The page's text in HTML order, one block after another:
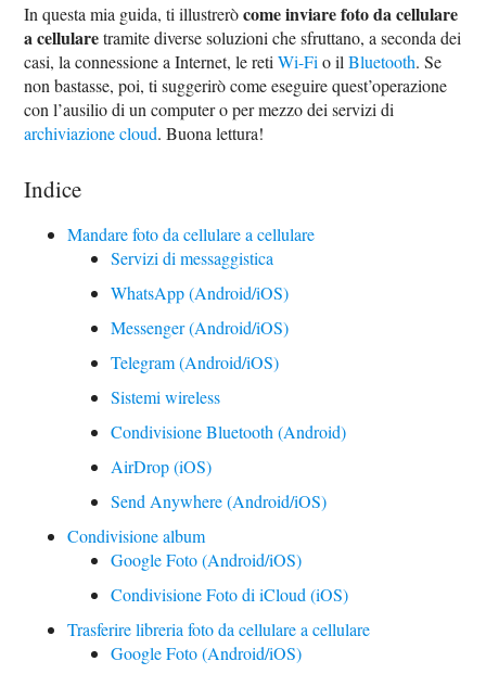
In questa mia guida, ti illustreròcome inviare foto da cellulare
a cellularetramite diverse soluzioni che sfruttano, a seconda dei
casi, la connessione a Internet, le retiWi-Fi o ilBluetooth. Se
non bastasse, poi, ti suggerirò come eseguire quest’operazione
con l’ausilio di un computer o per mezzo dei servizi di
archiviazione cloud. Buona lettura!
Indice
Mandare foto da cellulare a cellulare
Servizi di messaggistica
WhatsApp (Android/iOS)
Messenger (Android/iOS)
Telegram (Android/iOS)
Sistemi wireless
Condivisione Bluetooth (Android)
AirDrop (iOS)
Send Anywhere (Android/iOS)
Condivisione album
Google Foto (Android/iOS)
Condivisione Foto di iCloud (iOS)
Trasferire libreria foto da cellulare a cellulare
Google Foto (Android/iOS)